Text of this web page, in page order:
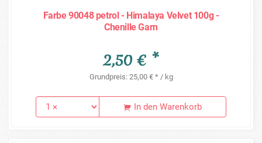
Farbe 90048 petrol - Himalaya Velvet 100g -
Chenille Garn
2,50 € *
Grundpreis: 25,00 € * / kg
In den Warenkorb